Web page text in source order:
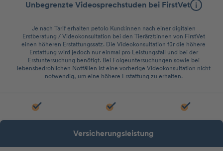
Unbegrenzte Videosprechstuden bei FirstVet
Je nach Tarif erhalten petolo Kund:innen nach einer digitalen
Erstberatung / Videokonsultation bei den Tierärzt:innen von FirstVet
einen höheren Erstattungssatz. Die Videokonsultation für die höhere
Erstattung wird jedoch nur einmal pro Leistungsfall und bei der
Erstuntersuchung benötigt. Bei Folgeuntersuchungen sowie bei
lebensbedrohlichen Notfällen ist eine vorherige Videokonsultation nicht
notwendig, um eine höhere Erstattung zu erhalten.
Versicherungsleistung